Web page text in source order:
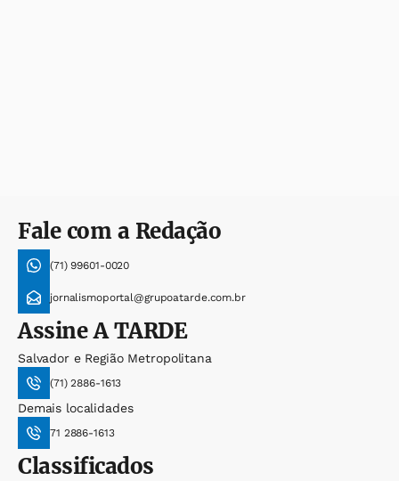
Fale com a Redação
(71) 99601-0020
jornalismoportal@grupoatarde.com.br
AssineA TARDE
Salvador e Região Metropolitana
(71) 2886-1613
Demais localidades
71 2886-1613
Classificados